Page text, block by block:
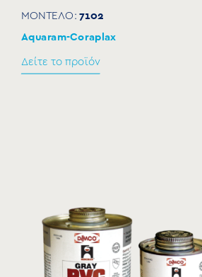
ΜΟΝΤΕΛΟ:7102
Aquaram-Coraplax
Δείτε το προϊόν